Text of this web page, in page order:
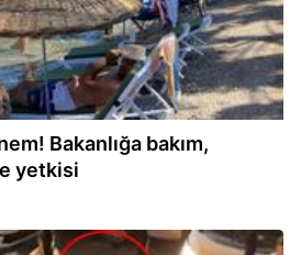
Bakanlığa bakım,
yetkisi